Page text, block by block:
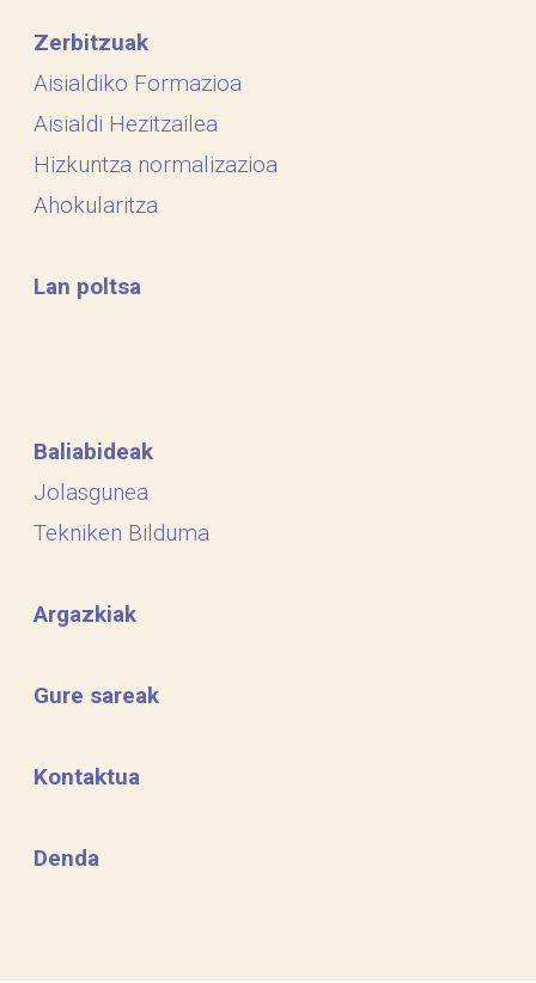
Zerbitzuak
Aisialdiko Formazioa
Aisialdi Hezitzailea
Hizkuntza normalizazioa
Ahokularitza
Lan poltsa
Baliabideak
Jolasgunea
Tekniken Bilduma
Argazkiak
Gure sareak
Kontaktua
Denda